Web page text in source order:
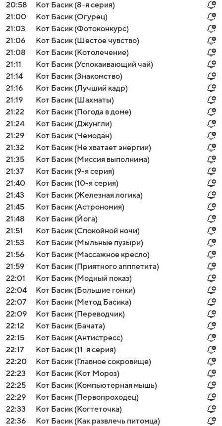
20:58
Кот Басик (8-я серия)
21:00
Кот Басик (Огурец)
21:03
Кот Басик (Фотоконкурс)
21:06
Кот Басик (Шестое чувство)
21:08
Кот Басик (Котолечение)
21:11
Кот Басик (Успокаивающий чай)
21:14
Кот Басик (Знакомство)
21:16
Кот Басик (Лучший кадр)
21:19
Кот Басик (Шахматы)
21:22
Кот Басик (Погода в доме)
21:24
Кот Басик (Джунгли)
21:29
Кот Басик (Чемодан)
21:32
Кот Басик (Не хватает энергии)
21:35
Кот Басик (Миссия выполнима)
21:37
Кот Басик (9-я серия)
21:40
Кот Басик (10-я серия)
21:43
Кот Басик (Железная логика)
21:45
Кот Басик (Астрономия)
21:48
Кот Басик (Йога)
21:51
Кот Басик (Спокойной ночи)
21:53
Кот Басик (Мыльные пузыри)
21:56
Кот Басик (Массажное кресло)
21:59
Кот Басик (Приятного апппетита)
22:01
Кот Басик (Модный показ)
22:04
Кот Басик (Большие гонки)
22:07
Кот Басик (Метод Басика)
22:09
Кот Басик (Переводчик)
22:12
Кот Басик (Бачата)
22:15
Кот Басик (Антистресс)
22:17
Кот Басик (11-я серия)
22:20
Кот Басик (Главное сокровище)
22:23
Кот Басик (Кот Мороз)
22:25
Кот Басик (Компьютерная мышь)
22:29
Кот Басик (Первопроходец)
22:33
Кот Басик (Когтеточка)
22:36
Кот Басик (Как развлечь питомца)